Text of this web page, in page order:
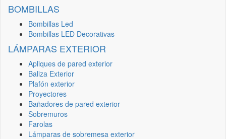
BOMBILLAS
Bombillas Led
Bombillas LED Decorativas
LÁMPARAS EXTERIOR
Apliques de pared exterior
Baliza Exterior
Plafón exterior
Proyectores
Bañadores de pared exterior
Sobremuros
Farolas
Lámparas de sobremesa exterior